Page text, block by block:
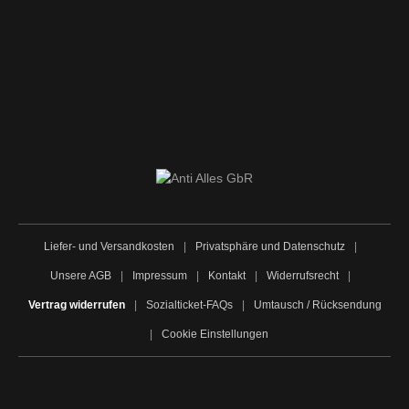
Liefer- und Versandkosten Privatsphäre und Datenschutz
Unsere AGB Impressum Kontakt Widerrufsrecht
Vertrag widerrufen Sozialticket-FAQs Umtausch / Rücksendung
Cookie Einstellungen